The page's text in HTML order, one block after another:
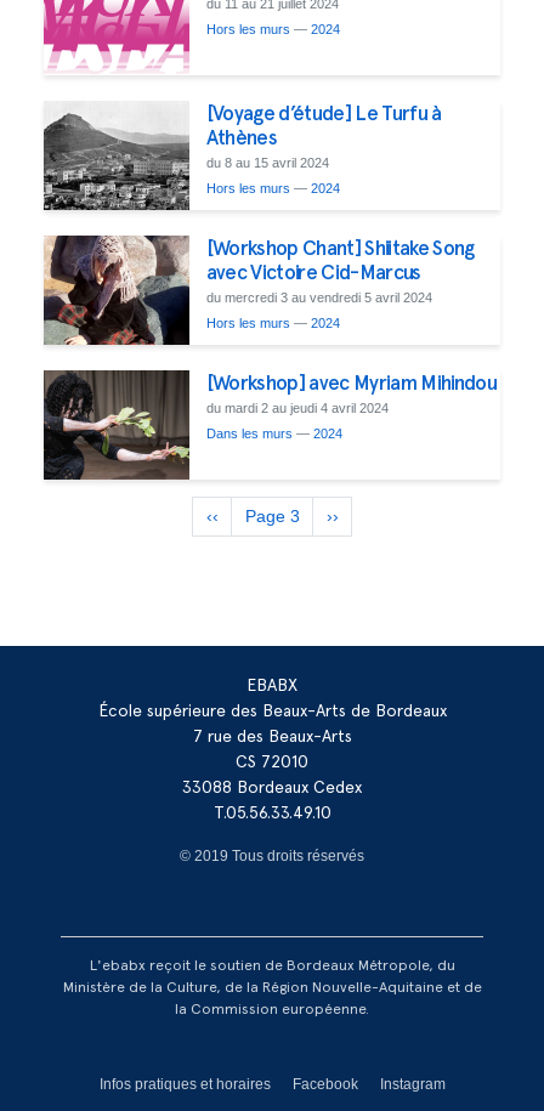
du 11 au 21 juillet 2024
Hors les murs — 2024
[Voyage d’étude] Le Turfu à
Athènes
du 8 au 15 avril 2024
Hors les murs — 2024
[Workshop Chant] Shiitake Song
avec Victoire Cid-Marcus
du mercredi 3 au vendredi 5 avril 2024
Hors les murs — 2024
[Workshop] avec Myriam Mihindou
du mardi 2 au jeudi 4 avril 2024
Dans les murs — 2024
Pagination
Page
précédente
‹‹ Page 3
Page
suivante
››
EBABX
École supérieure des Beaux-Arts de Bordeaux
7 rue des Beaux-Arts
CS 72010
33088 Bordeaux Cedex
T.05.56.33.49.10
© 2019 Tous droits réservés
L'ebabx reçoit le soutien de Bordeaux Métropole, du
Ministère de la Culture, de la Région Nouvelle-Aquitaine et de
la Commission européenne.
Réseaux footer
Infos pratiques et horaires Facebook Instagram